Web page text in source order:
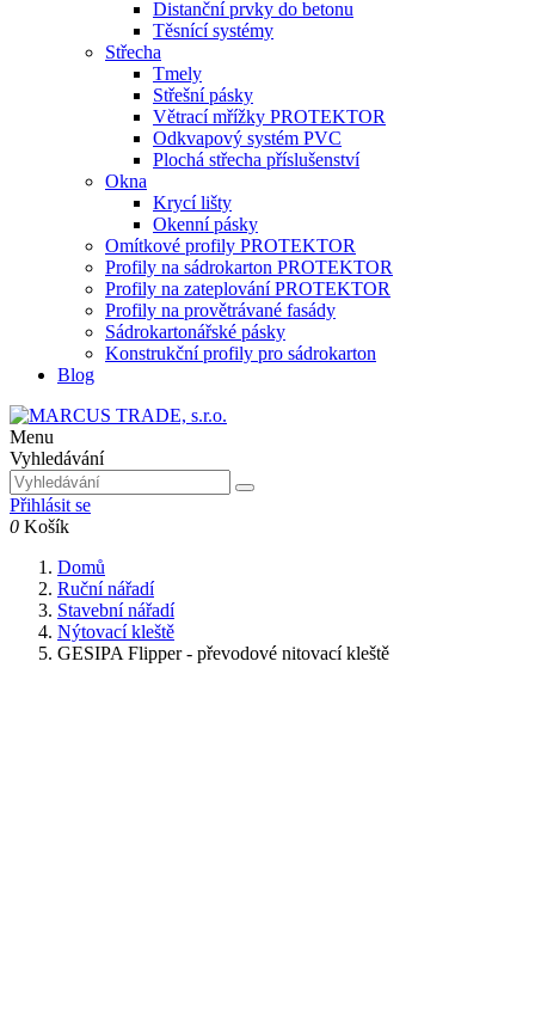
Distanční prvky do betonu
Těsnící systémy
Střecha
Tmely
Střešní pásky
Větrací mřížky PROTEKTOR
Odkvapový systém PVC
Plochá střecha příslušenství
Okna
Krycí lišty
Okenní pásky
Omítkové profily PROTEKTOR
Profily na sádrokarton PROTEKTOR
Profily na zateplování PROTEKTOR
Profily na provětrávané fasády
Sádrokartonářské pásky
Konstrukční profily pro sádrokarton
Blog
Menu
Vyhledávání
Přihlásit se
0 Košík
Domů
Ruční nářadí
Stavební nářadí
Nýtovací kleště
GESIPA Flipper - převodové nitovací kleště